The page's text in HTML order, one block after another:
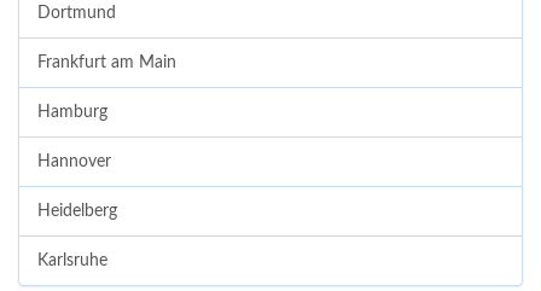
Dortmund
Frankfurt am Main
Hamburg
Hannover
Heidelberg
Karlsruhe